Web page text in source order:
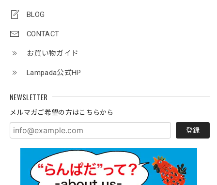
BLOG
CONTACT
お買い物ガイド
Lampada公式HP
NEWSLETTER
メルマガご希望の方はこちらから
登録